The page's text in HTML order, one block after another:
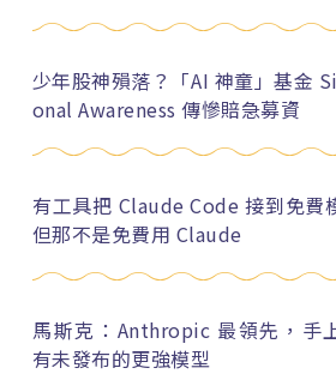
少年股神殞落？「AI 神童」基金
onal Awareness 傳慘賠急募資
有工具把 Claude Code 接到免費
但那不是免費用 Claude
馬斯克：Anthropic 最領先，手
有未發布的更強模型